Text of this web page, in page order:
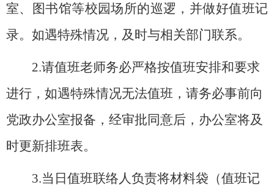
室、图书馆等校园场所的巡逻，并做好值班记
录。如遇特殊情况，及时与相关部门联系。
2.请值班老师务必严格按值班安排和要求
进行，如遇特殊情况无法值班，请务必事前向
党政办公室报备，经审批同意后，办公室将及
时更新排班表。
3.当日值班联络人负责将材料袋（值班记